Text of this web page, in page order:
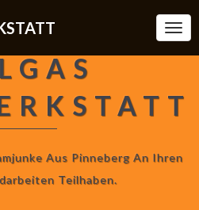
Aus Pinneberg An Ihren
Teilhaben.